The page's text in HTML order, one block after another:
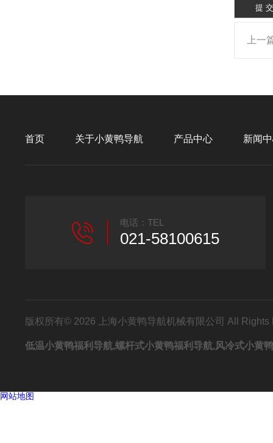
上一
首页 关于小黄鸭导航 产品中心 新闻
电话：TEL
021-58100615
版权所有© 2026 上海小黄鸭导航机械有限公司 All
低温小黄鸭福利导航,螺杆式小黄鸭福利导航,风冷式小黄
网站地图